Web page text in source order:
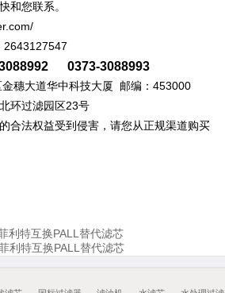
和您联系。
3088992 0373-3088993
穗大道华中科技大厦 邮编：453000
环过滤园区23号
合法权益受到侵害，请您从正规渠道购买
利特互换PALL替代滤芯
利特互换PALL替代滤芯